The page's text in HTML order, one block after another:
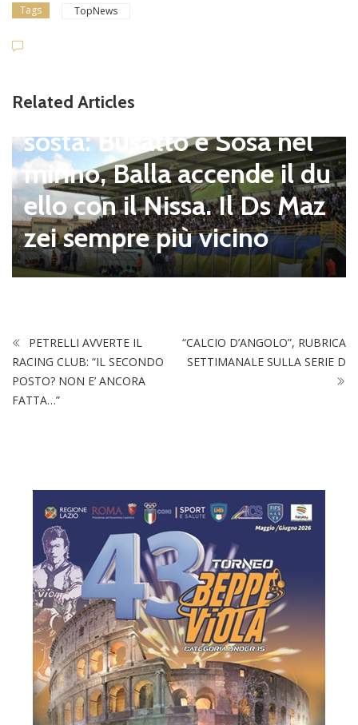
Tags TopNews
Related Articles
pagnano), mercato senza
sosta: Busatto e Sosa nel
mirino, Balla accende il du
ello con il Nissa. Il Ds Maz
zei sempre più vicino
PETRELLI AVVERTE IL
RACING CLUB: “IL SECONDO
POSTO? NON E’ ANCORA
FATTA…”
“CALCIO D’ANGOLO”, RUBRICA
SETTIMANALE SULLA SERIE D